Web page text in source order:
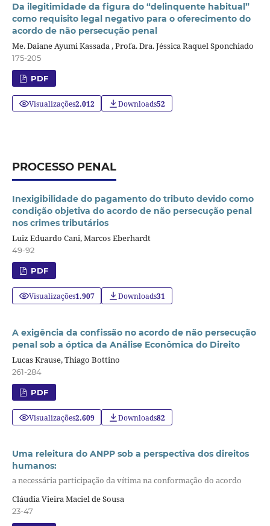
Da ilegitimidade da figura do “delinquente habitual”
como requisito legal negativo para o oferecimento do
acordo de não persecução penal
Me. Daiane Ayumi Kassada , Profa. Dra. Jéssica Raquel Sponchiado
175-205
PDF
Visualizações2.012 Downloads52
PROCESSO PENAL
Inexigibilidade do pagamento do tributo devido como
condição objetiva do acordo de não persecução penal
nos crimes tributários
Luiz Eduardo Cani, Marcos Eberhardt
49-92
PDF
Visualizações1.907 Downloads31
A exigência da confissão no acordo de não persecução
penal sob a óptica da Análise Econômica do Direito
Lucas Krause, Thiago Bottino
261-284
PDF
Visualizações2.609 Downloads82
Uma releitura do ANPP sob a perspectiva dos direitos
humanos:
a necessária participação da vítima na conformação do acordo
Cláudia Vieira Maciel de Sousa
23-47